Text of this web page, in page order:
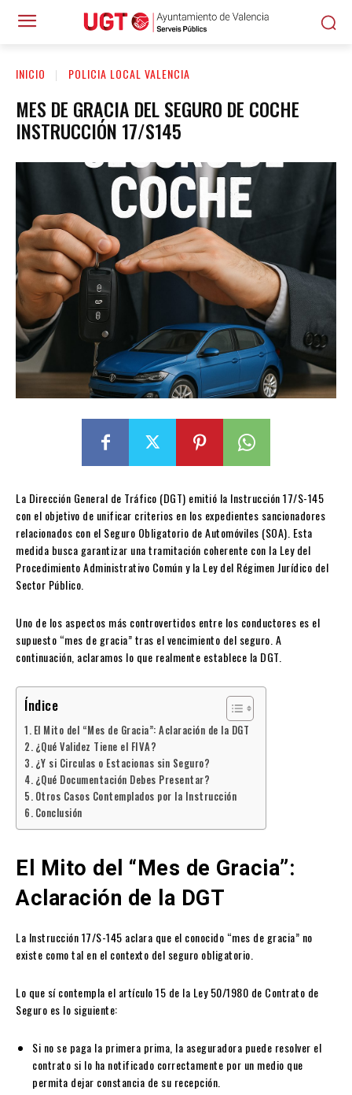
INICIO POLICIA LOCAL VALENCIA
MES DE GRACIA DEL SEGURO DE COCHE
INSTRUCCIÓN 17/S145
La Dirección General de Tráfico (DGT) emitió la Instrucción 17/S-145
con el objetivo de unificar criterios en los expedientes sancionadores
relacionados con el Seguro Obligatorio de Automóviles (SOA). Esta
medida busca garantizar una tramitación coherente con la Ley del
Procedimiento Administrativo Común y la Ley del Régimen Jurídico del
Sector Público.
Uno de los aspectos más controvertidos entre los conductores es el
supuesto “mes de gracia” tras el vencimiento del seguro. A
continuación, aclaramos lo que realmente establece la DGT.
Índice
El Mito del “Mes de Gracia”: Aclaración de la DGT
¿Qué Validez Tiene el FIVA?
¿Y si Circulas o Estacionas sin Seguro?
¿Qué Documentación Debes Presentar?
Otros Casos Contemplados por la Instrucción
Conclusión
El Mito del “Mes de Gracia”:
Aclaración de la DGT
La Instrucción 17/S-145 aclara que el conocido “mes de gracia” no
existe como tal en el contexto del seguro obligatorio.
Lo que sí contempla el artículo 15 de la Ley 50/1980 de Contrato de
Seguro es lo siguiente:
Si no se paga la primera prima, la aseguradora puede resolver el
contrato si lo ha notificado correctamente por un medio que
permita dejar constancia de su recepción.